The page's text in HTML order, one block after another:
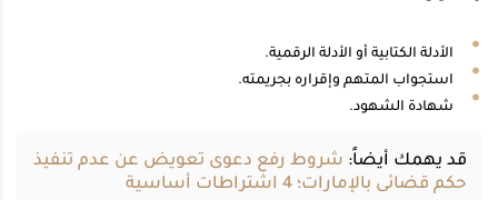
الأدلة الكتابية أو الأدلة الرقمية.
استجواب المتهم وإقراره بجريمته.
شهادة الشهود.
قد يهمك أيضاً: شروط رفع دعوى تعويض عن عدم تنفيذ
حكم قضائى بالإمارات؛ 4 اشتراطات أساسية